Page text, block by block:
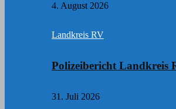
4. August 2026
Landkreis RV
Polizeibericht Landkreis
31. Juli 2026